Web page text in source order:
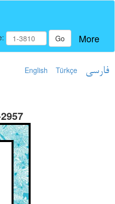
Go More
English Türkçe فارسی